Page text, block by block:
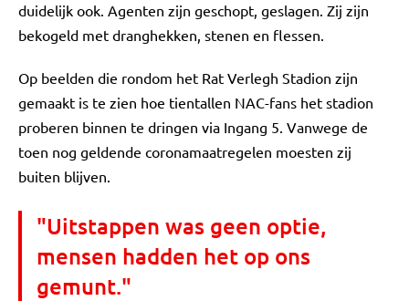
duidelijk ook. Agenten zijn geschopt, geslagen. Zij zijn
bekogeld met dranghekken, stenen en flessen.
Op beelden die rondom het Rat Verlegh Stadion zijn
gemaakt is te zien hoe tientallen NAC-fans het stadion
proberen binnen te dringen via Ingang 5. Vanwege de
toen nog geldende coronamaatregelen moesten zij
buiten blijven.
"Uitstappen was geen optie,
mensen hadden het op ons
gemunt."